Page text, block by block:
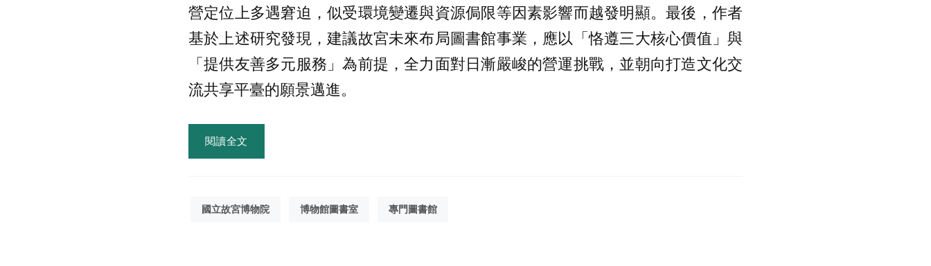
營定位上多遇窘迫，似受環境變遷與資源侷限等因素影響而越發明顯。最後，作者
基於上述研究發現，建議故宮未來布局圖書館事業，應以「恪遵三大核心價值」與
「提供友善多元服務」為前提，全力面對日漸嚴峻的營運挑戰，並朝向打造文化交
流共享平臺的願景邁進。
閱讀全文
國立故宮博物院 博物館圖書室 專門圖書館